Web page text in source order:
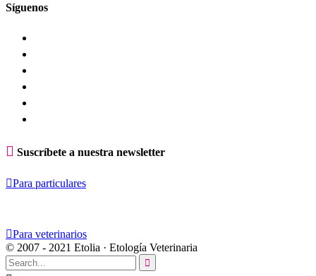
Síguenos
 Suscríbete a nuestra newsletter
Para particulares
Para veterinarios
© 2007 - 2021 Etolia · Etología Veterinaria
